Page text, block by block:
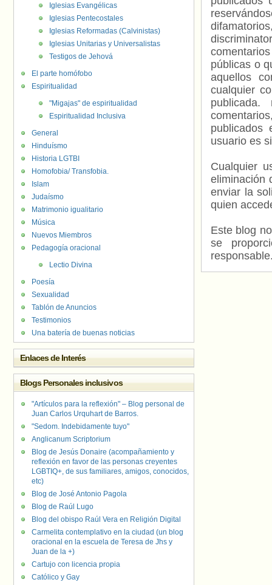
públicas o
aquellos
cualquier
usuario es
Cualquier
eliminación
enviar la
quien
Este blog
se
Iglesias Evangélicas
Iglesias Pentecostales
Iglesias Reformadas (Calvinistas)
Iglesias Unitarias y Universalistas
Testigos de Jehová
El parte homófobo
Espiritualidad
"Migajas" de espiritualidad
Espiritualidad Inclusiva
General
Hinduísmo
Historia LGTBI
Homofobia/ Transfobia.
Islam
Judaísmo
Matrimonio igualitario
Música
Nuevos Miembros
Pedagogía oracional
Lectio Divina
Poesía
Sexualidad
Tablón de Anuncios
Testimonios
Una batería de buenas noticias
Enlaces de Interés
Blogs Personales inclusivos
"Artículos para la reflexión" – Blog personal de
Juan Carlos Urquhart de Barros.
"Sedom. Indebidamente tuyo"
Anglicanum Scriptorium
Blog de Jesús Donaire (acompañamiento y
reflexión en favor de las personas creyentes
LGBTIQ+, de sus familiares, amigos, conocidos,
etc)
Blog de José Antonio Pagola
Blog de Raúl Lugo
Blog del obispo Raúl Vera en Religión Digital
Carmelita contemplativo en la ciudad (un blog
oracional en la escuela de Teresa de Jhs y
Juan de la +)
Cartujo con licencia propia
Católico y Gay